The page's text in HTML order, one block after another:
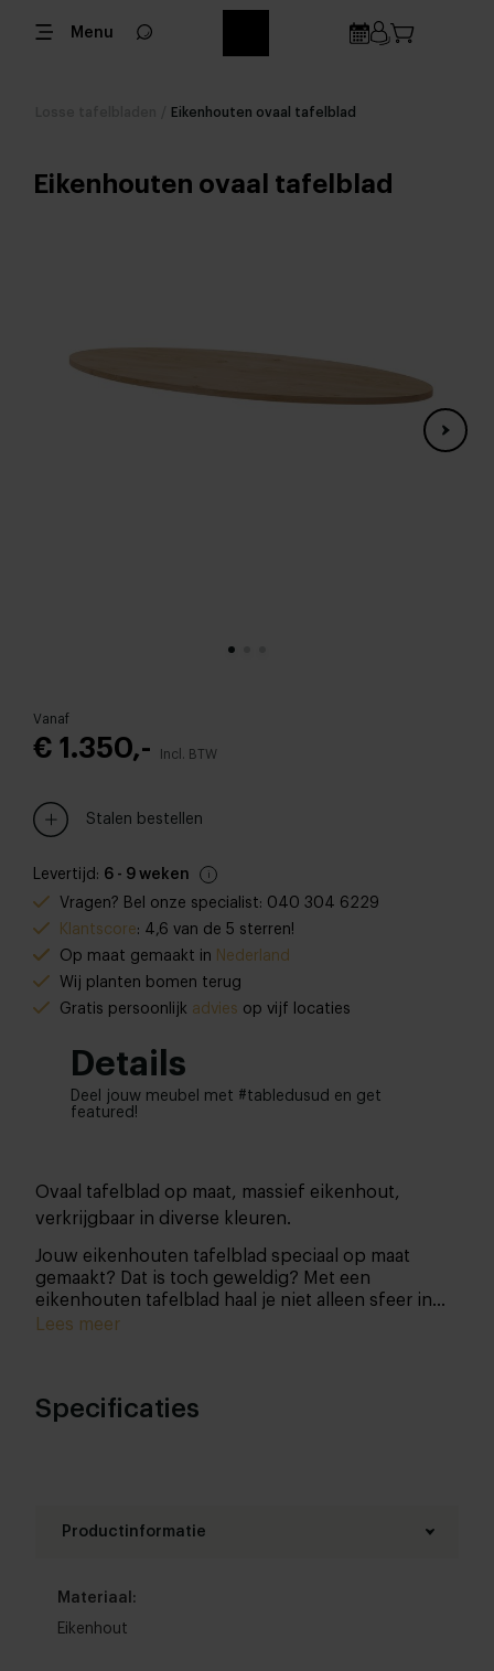
Menu
Eikenhouten ovaal tafelblad
Eikenhouten ovaal tafelblad
Vanaf
€ 1.350,- Incl. BTW
Stalen bestellen
Levertijd: 6 - 9 weken
Vragen? Bel onze specialist: 040 304 6229
Klantscore: 4,6 van de 5 sterren!
Op maat gemaakt in Nederland
Wij planten bomen terug
Gratis persoonlijk advies op vijf locaties
Details
Deel jouw meubel met #tabledusud en get
featured!
Ovaal tafelblad op maat, massief eikenhout,
verkrijgbaar in diverse kleuren.
Jouw eikenhouten tafelblad speciaal op maat
gemaakt? Dat is toch geweldig? Met een
eikenhouten tafelblad haal je niet alleen sfeer in
huis, maar ook 'gewoon' pure kwaliteit.
Lees meer
Specificaties
Productinformatie
Materiaal:
Eikenhout